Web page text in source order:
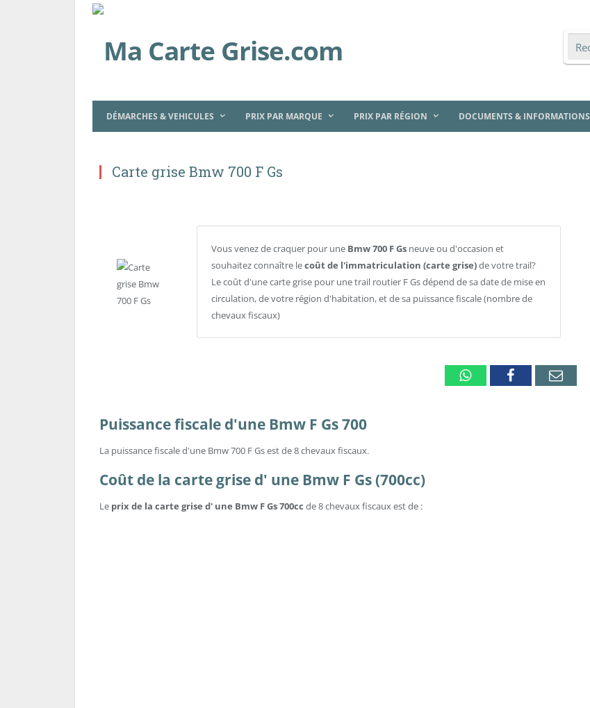
DÉMARCHES & VEHICULES PRIX PAR MARQUE PRIX PAR RÉGION DOCUMENTS & INFORMATIONS
Carte grise Bmw 700 F Gs
Vous venez de craquer pour une Bmw 700 F Gsneuve ou d'occasion et
souhaitez connaître lecoût de l'immatriculation (carte grise)de votre trail?
Le coût d'une carte grise pour une trail routier F Gs dépend de sa date de mise en
circulation, de votre région d'habitation, et de sa puissance fiscale (nombre de
chevaux fiscaux)
WhatsappFacebookEmail
Puissance fiscale d'une Bmw F Gs 700
La puissance fiscale d'une Bmw 700 F Gs est de 8 chevaux fiscaux.
Coût de la carte grise d' une Bmw F Gs (700cc)
Le prix de la carte grise d' une Bmw F Gs 700cc de 8 chevaux fiscaux est de :